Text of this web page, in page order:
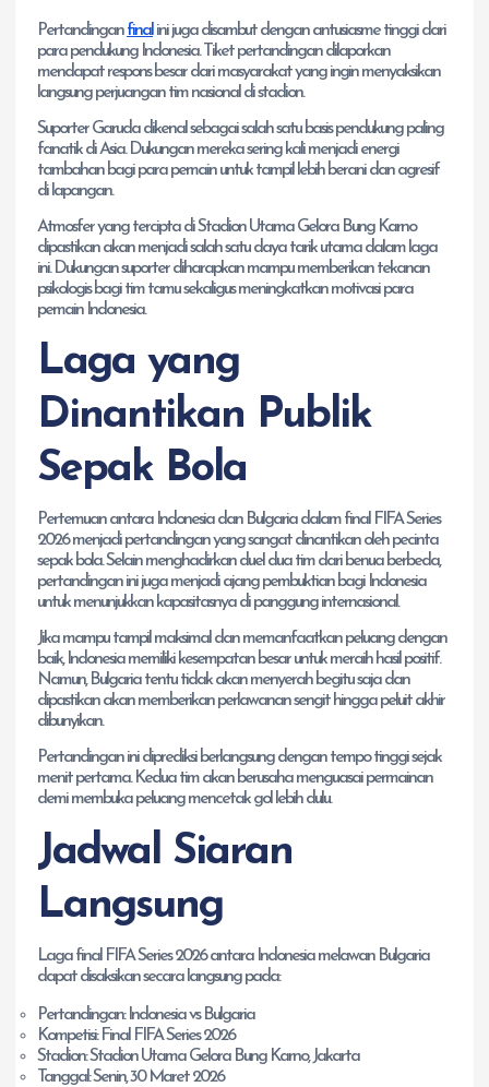
Pertandinganfinal ini juga disambut dengan antusiasme tinggi dari
para pendukung Indonesia. Tiket pertandingan dilaporkan
mendapat respons besar dari masyarakat yang ingin menyaksikan
langsung perjuangan tim nasional di stadion.
Suporter Garuda dikenal sebagai salah satu basis pendukung paling
fanatik di Asia. Dukungan mereka sering kali menjadi energi
tambahan bagi para pemain untuk tampil lebih berani dan agresif
di lapangan.
Atmosfer yang tercipta di Stadion Utama Gelora Bung Karno
dipastikan akan menjadi salah satu daya tarik utama dalam laga
ini. Dukungan suporter diharapkan mampu memberikan tekanan
psikologis bagi tim tamu sekaligus meningkatkan motivasi para
pemain Indonesia.
Laga yang
Dinantikan Publik
Sepak Bola
Pertemuan antara Indonesia dan Bulgaria dalam final FIFA Series
2026 menjadi pertandingan yang sangat dinantikan oleh pecinta
sepak bola. Selain menghadirkan duel dua tim dari benua berbeda,
pertandingan ini juga menjadi ajang pembuktian bagi Indonesia
untuk menunjukkan kapasitasnya di panggung internasional.
Jika mampu tampil maksimal dan memanfaatkan peluang dengan
baik, Indonesia memiliki kesempatan besar untuk meraih hasil positif.
Namun, Bulgaria tentu tidak akan menyerah begitu saja dan
dipastikan akan memberikan perlawanan sengit hingga peluit akhir
dibunyikan.
Pertandingan ini diprediksi berlangsung dengan tempo tinggi sejak
menit pertama. Kedua tim akan berusaha menguasai permainan
demi membuka peluang mencetak gol lebih dulu.
Jadwal Siaran
Langsung
Laga final FIFA Series 2026 antara Indonesia melawan Bulgaria
dapat disaksikan secara langsung pada:
Pertandingan: Indonesia vs Bulgaria
Kompetisi: Final FIFA Series 2026
Stadion: Stadion Utama Gelora Bung Karno, Jakarta
Tanggal: Senin, 30 Maret 2026